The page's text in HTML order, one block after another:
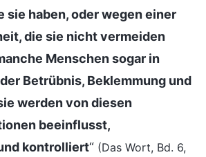
sie haben, oder wegen einer
die sie nicht vermeiden
Menschen sogar in
Betrübnis, Beklemmung und
werden von diesen
beeinflusst,
kontrolliert“ (Das Wort, Bd. 6,